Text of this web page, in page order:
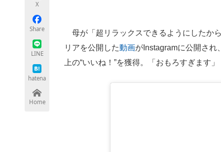
X
Share
LINE
hatena
Home
母が「超リラックスできるようにしたか
リアを公開した動画がInstagramに公開さ
上の“いいね！”を獲得。「おもろすぎます